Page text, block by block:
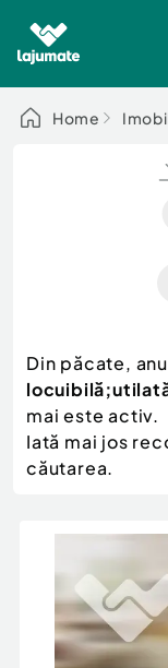
Alege
Auto, moto si
Electronice si
Mama si copilul
Moda si
Sport, timp liber,
Agro si Industrie
Afaceri și
Inchiriere Bunuri
Auto,
Scutere - ATV -
Autoutilitare
Ambarcatiuni
Camioane -
Motociclete
Piese auto si
Home
Din păcate,
mai este activ.
Iată mai jos
căutarea.